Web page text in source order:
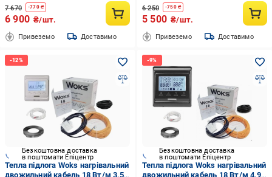
7 670 -770₴
6 900 ₴/шт.
Привеземо Доставимо
6 250 -750₴
5 500 ₴/шт.
Привеземо Доставимо
Безкоштовна доставка
в поштомати Епіцентр
Тепла підлога Woks нагрівальний
двожильний кабель 18 Вт/м 3,5-
Безкоштовна доставка
в поштомати Епіцентр
Тепла підлога Woks нагрівальний
двожильний кабель 18 Вт/м 4,9-